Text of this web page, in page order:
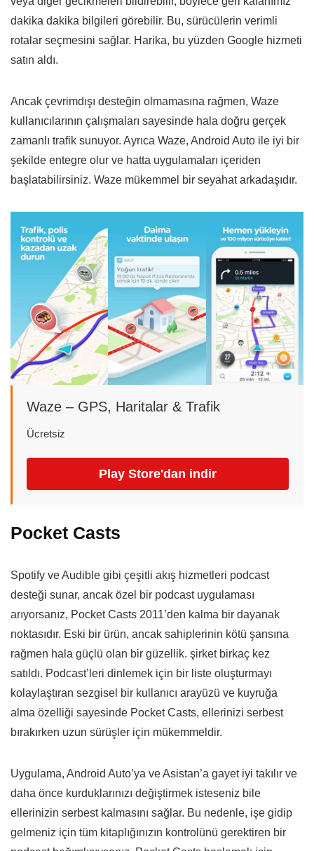
dakika dakika bilgileri görebilir. Bu, sürücülerin verimli
rotalar seçmesini sağlar. Harika, bu yüzden Google hizmeti
satın aldı.
Ancak çevrimdışı desteğin olmamasına rağmen, Waze
kullanıcılarının çalışmaları sayesinde hala doğru gerçek
zamanlı trafik sunuyor. Ayrıca Waze, Android Auto ile iyi bir
şekilde entegre olur ve hatta uygulamaları içeriden
başlatabilirsiniz. Waze mükemmel bir seyahat arkadaşıdır.
Waze – GPS, Haritalar & Trafik
Ücretsiz
Play Store'dan indir
Pocket Casts
Spotify ve Audible gibi çeşitli akış hizmetleri podcast
desteği sunar, ancak özel bir podcast uygulaması
arıyorsanız, Pocket Casts 2011’den kalma bir dayanak
noktasıdır. Eski bir ürün, ancak sahiplerinin kötü şansına
rağmen hala güçlü olan bir güzellik. şirket birkaç kez
satıldı. Podcast’leri dinlemek için bir liste oluşturmayı
kolaylaştıran sezgisel bir kullanıcı arayüzü ve kuyruğa
alma özelliği sayesinde Pocket Casts, ellerinizi serbest
bırakırken uzun sürüşler için mükemmeldir.
Uygulama, Android Auto’ya ve Asistan’a gayet iyi takılır ve
daha önce kurduklarınızı değiştirmek isteseniz bile
ellerinizin serbest kalmasını sağlar. Bu nedenle, işe gidip
gelmeniz için tüm kitaplığınızın kontrolünü gerektiren bir